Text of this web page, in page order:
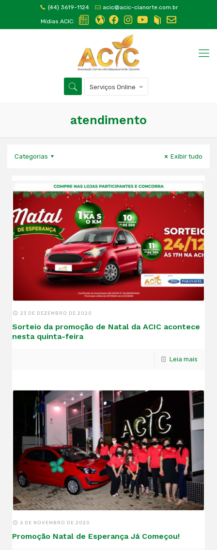
(44) 3619-1124 acic@acic-cianorte.com.br
Mídias ACIC:
Serviços Online
atendimento
Categorias Exibir tudo
23 DE DEZEMBRO DE 2020
Sorteio da promoção de Natal da ACIC acontece
nesta quinta-feira
Leia mais
6 DE NOVEMBRO DE 2020
Promoção Natal de Esperança Já Começou!